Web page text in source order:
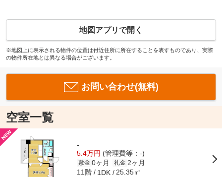
地図アプリで開く
※地図上に表示される物件の位置は付近住所に所在することを表すものであり、実際
の物件所在地とは異なる場合がございます。
お問い合わせ(無料)
空室一覧
-
5.4万円 (管理費等：-)
敷金 0ヶ月 礼金 2ヶ月
11階 1DK 25.35㎡